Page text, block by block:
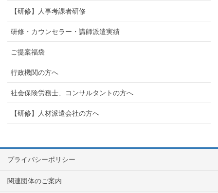
【研修】人事考課者研修
研修・カウンセラー・講師派遣実績
ご提案福袋
行政機関の方へ
社会保険労務士、コンサルタントの方へ
【研修】人材派遣会社の方へ
プライバシーポリシー
関連団体のご案内